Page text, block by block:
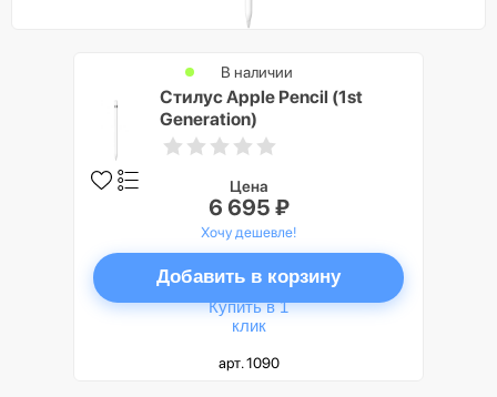
Стилус Apple Pencil (1st
Generation)
В наличии
Цена
6 695 ₽
Хочу дешевле!
Добавить в корзину
Купить в 1
клик
арт. 1090